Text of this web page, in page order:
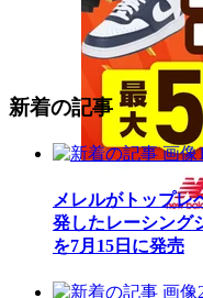
新着の記事
メレルがトップレ
発したレーシング
を7月15日に発売